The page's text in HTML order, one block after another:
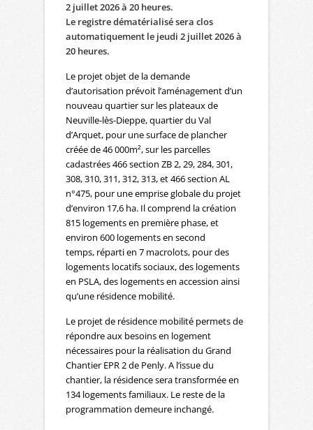
2 juillet 2026 à 20 heures.
Le registre dématérialisé sera clos
automatiquement le jeudi 2 juillet 2026 à
20 heures.
Le projet objet de la demande
d’autorisation prévoit l’aménagement d’un
nouveau quartier sur les plateaux de
Neuville-lès-Dieppe, quartier du Val
d’Arquet, pour une surface de plancher
créée de 46 000m², sur les parcelles
cadastrées 466 section ZB 2, 29, 284, 301,
308, 310, 311, 312, 313, et 466 section AL
n°475, pour une emprise globale du projet
d’environ 17,6 ha. Il comprend la création
815 logements en première phase, et
environ 600 logements en second
temps, réparti en 7 macrolots, pour des
logements locatifs sociaux, des logements
en PSLA, des logements en accession ainsi
qu’une résidence mobilité.
Le projet de résidence mobilité permets de
répondre aux besoins en logement
nécessaires pour la réalisation du Grand
Chantier EPR 2 de Penly. A l’issue du
chantier, la résidence sera transformée en
134 logements familiaux. Le reste de la
programmation demeure inchangé.